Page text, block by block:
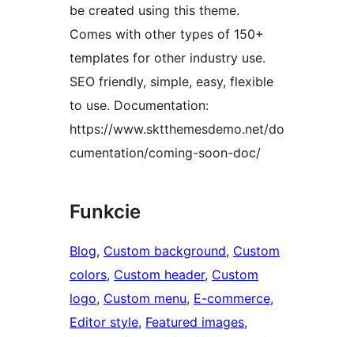
be created using this theme.
Comes with other types of 150+
templates for other industry use.
SEO friendly, simple, easy, flexible
to use. Documentation:
https://www.sktthemesdemo.net/do
cumentation/coming-soon-doc/
Funkcie
Blog, Custom background, Custom
colors, Custom header, Custom
logo, Custom menu, E-commerce
Editor style, Featured images